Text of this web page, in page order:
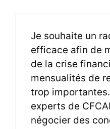
Je souhaite un
efficace afin de
de la crise
mensualités de
trop
experts de
négocier des